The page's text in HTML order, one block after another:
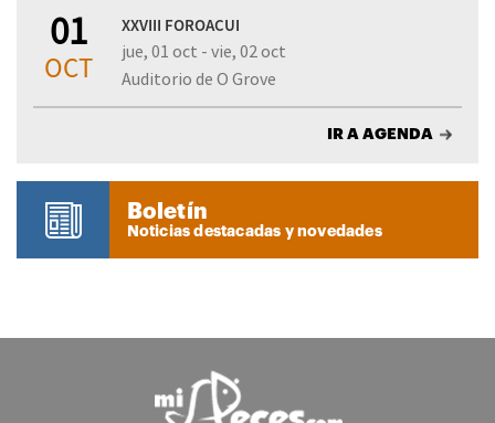
01
OCT
XXVIII FOROACUI
jue, 01 oct - vie, 02 oct
Auditorio de O Grove
IR A AGENDA
Boletín
Noticias destacadas y novedades